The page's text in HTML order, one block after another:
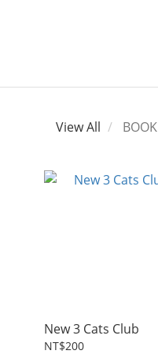
View All BOOK
New 3 Cats Club
NT$200